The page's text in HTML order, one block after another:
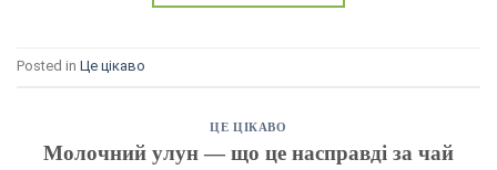
Posted in Це цікаво
ЦЕ ЦІКАВО
Молочний улун — що це насправді за чай